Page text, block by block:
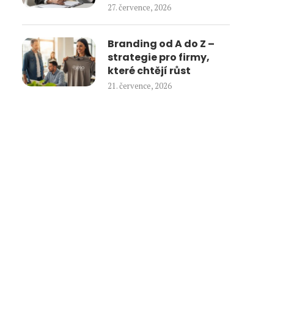
27. července, 2026
Branding od A do Z –
strategie pro firmy,
které chtějí růst
21. července, 2026